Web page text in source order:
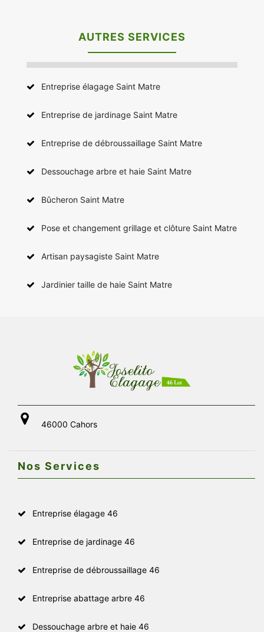
AUTRES SERVICES
Entreprise élagage Saint Matre
Entreprise de jardinage Saint Matre
Entreprise de débroussaillage Saint Matre
Dessouchage arbre et haie Saint Matre
Bûcheron Saint Matre
Pose et changement grillage et clôture Saint Matre
Artisan paysagiste Saint Matre
Jardinier taille de haie Saint Matre
46000 Cahors
Nos Services
Entreprise élagage 46
Entreprise de jardinage 46
Entreprise de débroussaillage 46
Entreprise abattage arbre 46
Dessouchage arbre et haie 46